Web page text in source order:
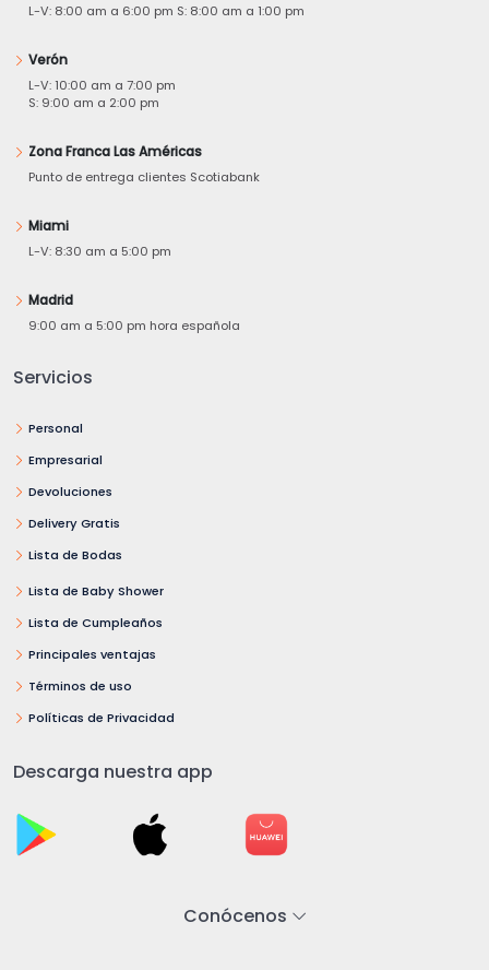
L-V: 8:00 am a 6:00 pm S: 8:00 am a 1:00 pm
Verón
L-V: 10:00 am a 7:00 pm
S: 9:00 am a 2:00 pm
Zona Franca Las Américas
Punto de entrega clientes Scotiabank
Miami
L-V: 8:30 am a 5:00 pm
Madrid
9:00 am a 5:00 pm hora española
Servicios
Personal
Empresarial
Devoluciones
Delivery Gratis
Lista de Bodas
Lista de Baby Shower
Lista de Cumpleaños
Principales ventajas
Términos de uso
Políticas de Privacidad
Descarga nuestra app
Conócenos